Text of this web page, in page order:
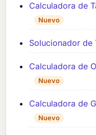
Calculadora de
Nuevo
Solucionador de
Calculadora de
Nuevo
Calculadora de
Nuevo